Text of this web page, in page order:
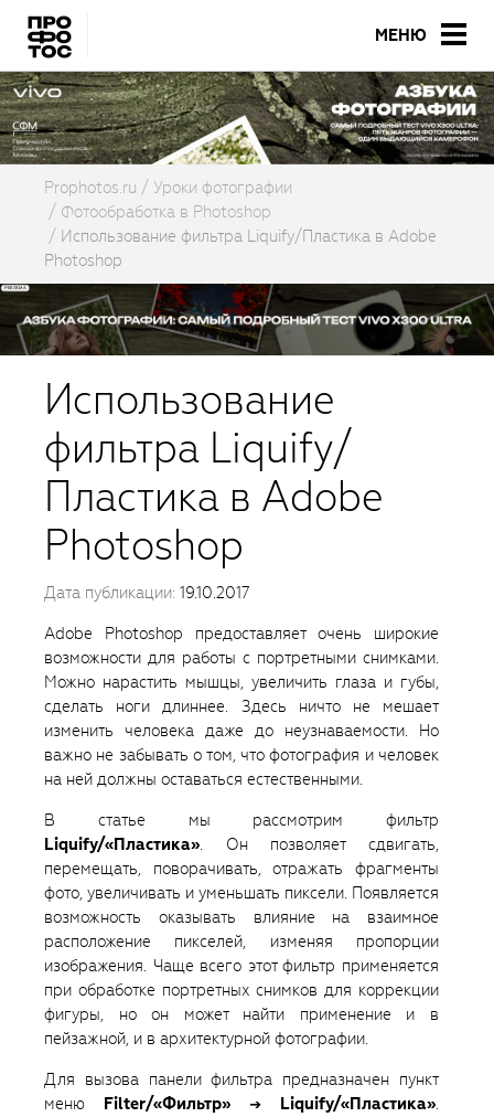
МЕНЮ
Prophotos.ru
Уроки фотографии
Фотообработка в Photoshop
Использование фильтра Liquify/Пластика в Adobe
Photoshop
Использование
фильтра Liquify/
Пластика в Adobe
Photoshop
Дата публикации: 19.10.2017
Adobe Photoshop предоставляет очень широкие
возможности для работы с портретными снимками.
Можно нарастить мышцы, увеличить глаза и губы,
сделать ноги длиннее. Здесь ничто не мешает
изменить человека даже до неузнаваемости. Но
важно не забывать о том, что фотография и человек
на ней должны оставаться естественными.
В статье мы рассмотрим фильтр
Liquify/«Пластика». Он позволяет сдвигать,
перемещать, поворачивать, отражать фрагменты
фото, увеличивать и уменьшать пиксели. Появляется
возможность оказывать влияние на взаимное
расположение пикселей, изменяя пропорции
изображения. Чаще всего этот фильтр применяется
при обработке портретных снимков для коррекции
фигуры, но он может найти применение и в
пейзажной, и в архитектурной фотографии.
Для вызова панели фильтра предназначен пункт
меню Filter/«Фильтр» → Liquify/«Пластика».